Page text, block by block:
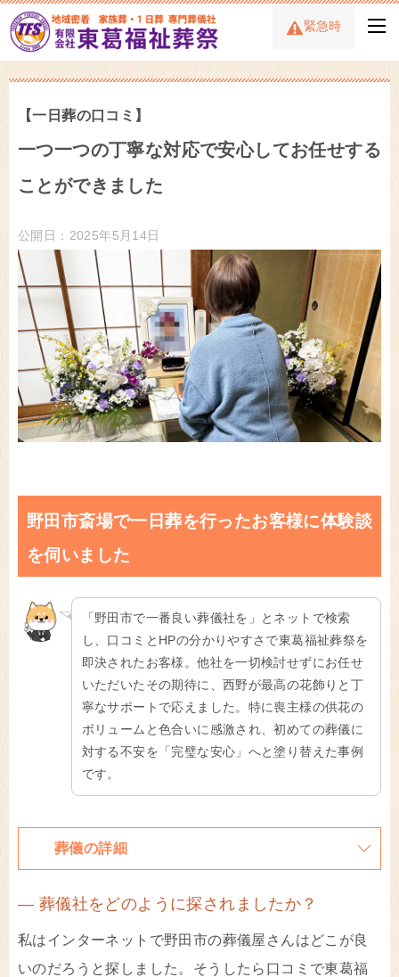
緊急時
【一日葬の口コミ】
一つ一つの丁寧な対応で安心してお任せする
ことができました
公開日：2025年5月14日
野田市斎場で一日葬を行ったお客様に体験談
を伺いました
「野田市で一番良い葬儀社を」とネットで検索
し、口コミとHPの分かりやすさで東葛福祉葬祭を
即決されたお客様。他社を一切検討せずにお任せ
いただいたその期待に、西野が最高の花飾りと丁
寧なサポートで応えました。特に喪主様の供花の
ボリュームと色合いに感激され、初めての葬儀に
対する不安を「完璧な安心」へと塗り替えた事例
です。
葬儀の詳細
― 葬儀社をどのように探されましたか？
私はインターネットで野田市の葬儀屋さんはどこが良
いのだろうと探しました。そうしたら口コミで東葛福